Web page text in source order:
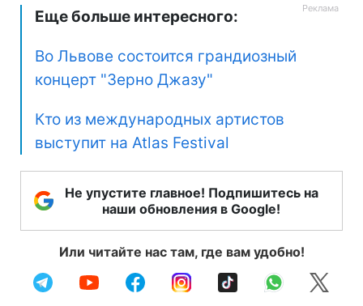
Еще больше интересного:
Во Львове состоится грандиозный
концерт "Зерно Джазу"
Кто из международных артистов
выступит на Atlas Festival
Не упустите главное! Подпишитесь на
наши обновления в Google!
Или читайте нас там, где вам удобно!